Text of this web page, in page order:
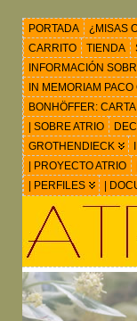
PORTADA ¿MISAS
CARRITO
TIENDA
INFORMACIÓN
IN MEMORIAM
BONHÖFFER:
| SOBRE ATRIO
GROTHENDIECK
| PROYECTO ATRIO
| PERFILES
|